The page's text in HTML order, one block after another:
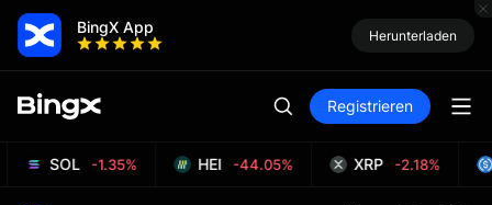
BingX App Herunterladen
Registrieren
SOL -1.35% HEI -44.05% XRP -2.18%